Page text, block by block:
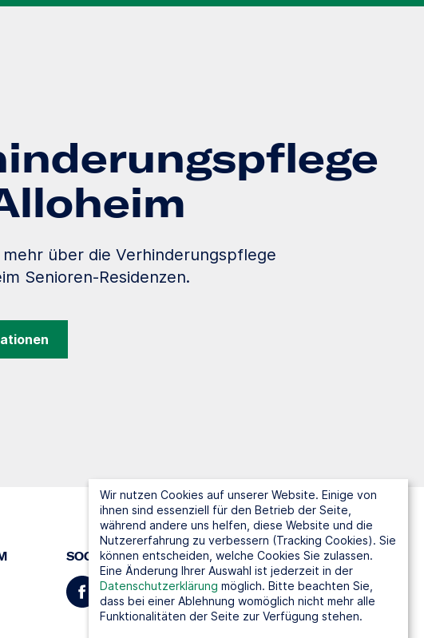
über die Verhinderungspflege
Senioren-Residenzen.
SOCIAL MEDIA
Wir nutzen Cookies auf unserer Website. Einige von
ihnen sind essenziell für den Betrieb der Seite,
während andere uns helfen, diese Website und die
Nutzererfahrung zu verbessern (Tracking Cookies). Sie
können entscheiden, welche Cookies Sie zulassen.
Eine Änderung Ihrer Auswahl ist jederzeit in der
Datenschutzerklärung möglich. Bitte beachten Sie,
dass bei einer Ablehnung womöglich nicht mehr alle
Funktionalitäten der Seite zur Verfügung stehen.